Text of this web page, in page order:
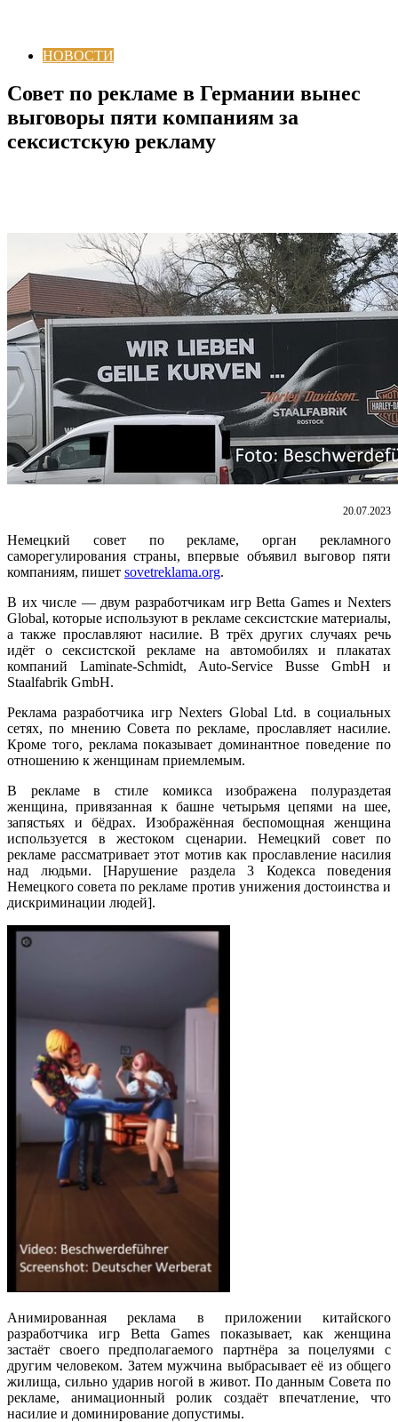
НОВОСТИ
Совет по рекламе в Германии вынес
выговоры пяти компаниям за
сексистскую рекламу
20.07.2023
Немецкий совет по рекламе, орган рекламного
саморегулирования страны, впервые объявил выговор пяти
компаниям, пишет sovetreklama.org.
В их числе — двум разработчикам игр Betta Games и Nexters
Global, которые используют в рекламе сексистские материалы,
а также прославляют насилие. В трёх других случаях речь
идёт о сексистской рекламе на автомобилях и плакатах
компаний Laminate-Schmidt, Auto-Service Busse GmbH и
Staalfabrik GmbH.
Реклама разработчика игр Nexters Global Ltd. в социальных
сетях, по мнению Совета по рекламе, прославляет насилие.
Кроме того, реклама показывает доминантное поведение по
отношению к женщинам приемлемым.
В рекламе в стиле комикса изображена полураздетая
женщина, привязанная к башне четырьмя цепями на шее,
запястьях и бёдрах. Изображённая беспомощная женщина
используется в жестоком сценарии. Немецкий совет по
рекламе рассматривает этот мотив как прославление насилия
над людьми. [Нарушение раздела 3 Кодекса поведения
Немецкого совета по рекламе против унижения достоинства и
дискриминации людей].
Анимированная реклама в приложении китайского
разработчика игр Betta Games показывает, как женщина
застаёт своего предполагаемого партнёра за поцелуями с
другим человеком. Затем мужчина выбрасывает её из общего
жилища, сильно ударив ногой в живот. По данным Совета по
рекламе, анимационный ролик создаёт впечатление, что
насилие и доминирование допустимы.